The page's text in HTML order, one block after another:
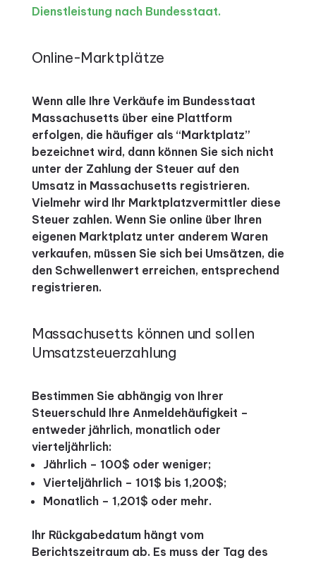
Dienstleistung nach Bundesstaat.
Online-Marktplätze
Wenn alle Ihre Verkäufe im Bundesstaat
Massachusetts über eine Plattform
erfolgen, die häufiger als “Marktplatz”
bezeichnet wird, dann können Sie sich nicht
unter der Zahlung der Steuer auf den
Umsatz in Massachusetts registrieren.
Vielmehr wird Ihr Marktplatzvermittler diese
Steuer zahlen. Wenn Sie online über Ihren
eigenen Marktplatz unter anderem Waren
verkaufen, müssen Sie sich bei Umsätzen, die
den Schwellenwert erreichen, entsprechend
registrieren.
Massachusetts können und sollen
Umsatzsteuerzahlung
Bestimmen Sie abhängig von Ihrer
Steuerschuld Ihre Anmeldehäufigkeit –
entweder jährlich, monatlich oder
vierteljährlich:
Jährlich – 100$ oder weniger;
Vierteljährlich – 101$ bis 1,200$;
Monatlich – 1,201$ oder mehr.
Ihr Rückgabedatum hängt vom
Berichtszeitraum ab. Es muss der Tag des